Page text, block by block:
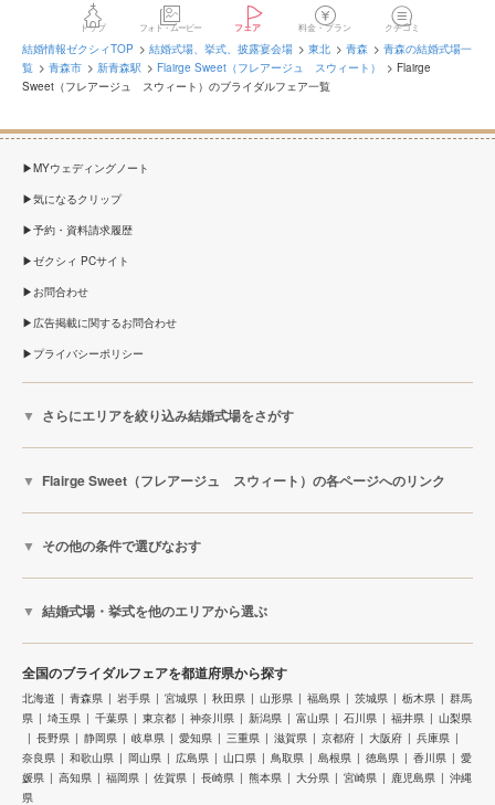
トップ フォト・ムービー フェア 料金・プラン クチコミ
結婚情報ゼクシィTOP 結婚式場、挙式、披露宴会場 東北 青森
青森の結婚式場一
覧
青森市 新青森駅 Flairge Sweet（フレアージュ スウィート）
Flairge
Sweet（フレアージュ スウィート）のブライダルフェア一覧
MYウェディングノート
気になるクリップ
予約・資料請求履歴
ゼクシィ PCサイト
お問合わせ
広告掲載に関するお問合わせ
プライバシーポリシー
さらにエリアを絞り込み結婚式場をさがす
Flairge Sweet（フレアージュ スウィート）の各ページへのリンク
その他の条件で選びなおす
結婚式場・挙式を他のエリアから選ぶ
全国のブライダルフェアを都道府県から探す
北海道 青森県 岩手県 宮城県 秋田県 山形県 福島県 茨城県 栃木県
群馬
県
埼玉県 千葉県 東京都 神奈川県 新潟県 富山県 石川県 福井県
山梨県
長野県
静岡県 岐阜県 愛知県 三重県 滋賀県 京都府 大阪府
兵庫県
奈良県
和歌山県 岡山県 広島県 山口県 鳥取県 島根県 徳島県 香川県
愛
媛県
高知県 福岡県 佐賀県 長崎県 熊本県 大分県 宮崎県 鹿児島県
沖縄
県